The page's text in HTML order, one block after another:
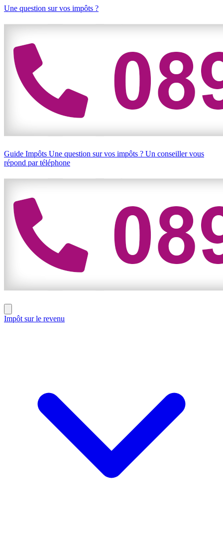
Une question sur vos impôts ?
Guide Impôts Une question sur vos impôts ? Un conseiller vous
répond par téléphone
Impôt sur le revenu